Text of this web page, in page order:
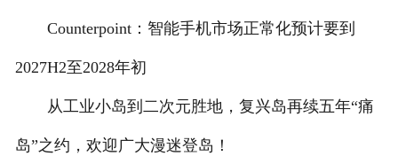
Counterpoint：智能手机市场正常化预计要到
2027H2至2028年初
从工业小岛到二次元胜地，复兴岛再续五年“痛
岛”之约，欢迎广大漫迷登岛！